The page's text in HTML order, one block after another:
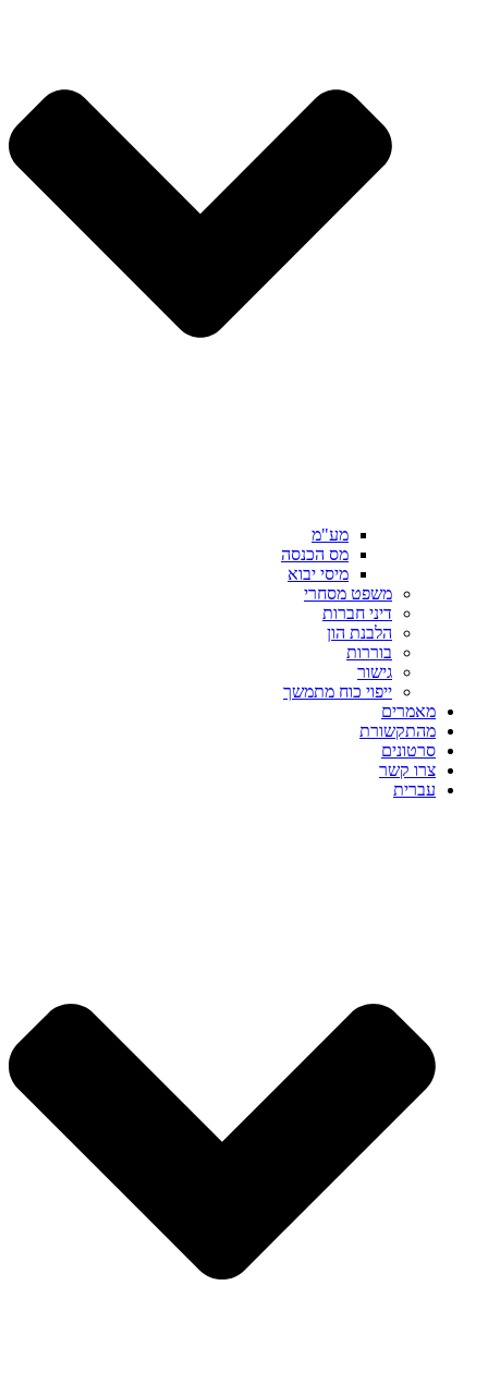
מע"מ
מס הכנסה
מיסי יבוא
משפט מסחרי
דיני חברות
הלבנת הון
בוררות
גישור
ייפוי כוח מתמשך
מאמרים
מהתקשורת
סרטונים
צרו קשר
עברית